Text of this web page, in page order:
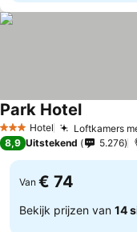
3 SterrenHotel Loftkamers
Park Hotel
8,9 Uitstekend 5.276
Van € 74
Bekijk prijzen van 14